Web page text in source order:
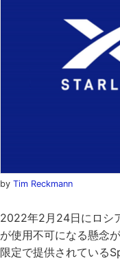
by Tim Reckmann
2022年2月24日にロシ
が使用不可になる懸念
限定で提供されている